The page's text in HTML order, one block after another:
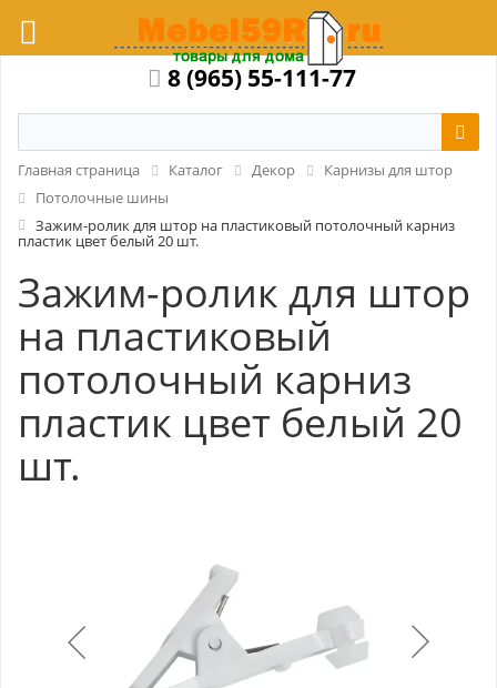
8 (965) 55-111-77
Главная страница Каталог Декор
Карнизы для штор
Потолочные шины
Зажим-ролик для штор на пластиковый потолочный карниз
пластик цвет белый 20 шт.
Зажим-ролик для штор
на пластиковый
потолочный карниз
пластик цвет белый 20
шт.